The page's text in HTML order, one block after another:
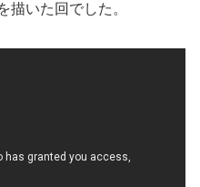
描いた回でした。